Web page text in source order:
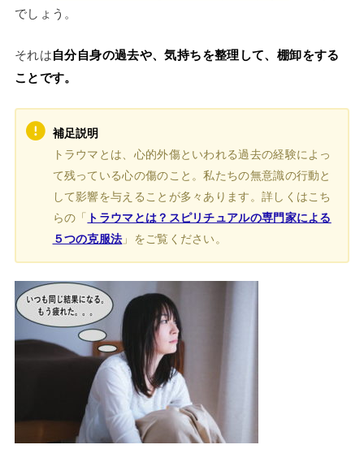
でしょう。
それは自分自身の過去や、気持ちを整理して、棚卸をする
ことです。
補足説明
トラウマとは、心的外傷といわれる過去の経験によっ
て残っている心の傷のこと。私たちの無意識の行動と
して影響を与えることが多々あります。詳しくはこち
らの「 トラウマとは？スピリチュアルの専門家による
５つの克服法 」をご覧ください。